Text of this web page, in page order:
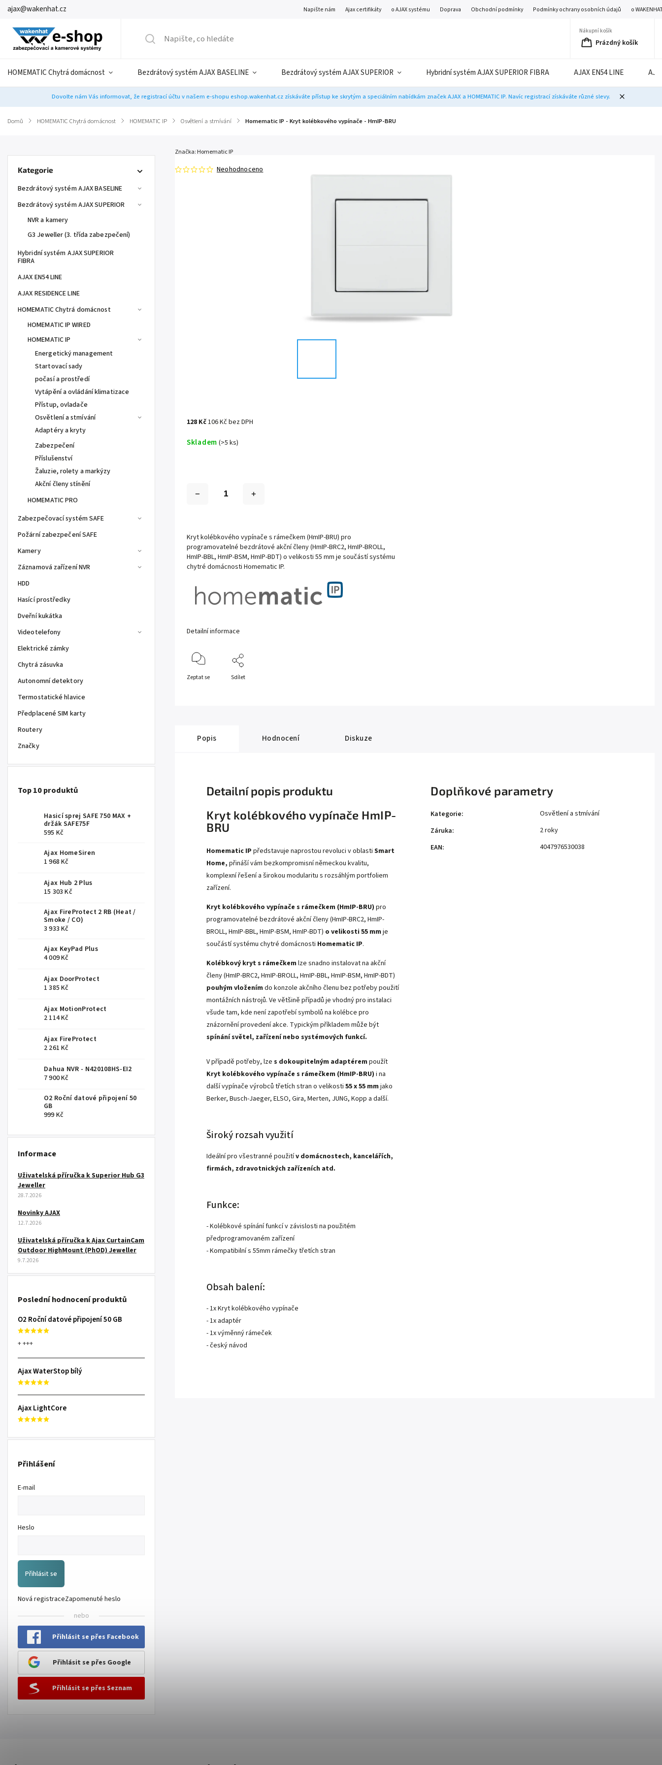
ajax@wakenhat.cz Napište nám Ajax certifikáty o AJAX systému Doprava Obchodní podmínky Podmínky ochrany osobních údajů o
Nákupní košík
Prázdný košík
HOMEMATIC Chytrá domácnost Bezdrátový systém AJAX BASELINE Bezdrátový systém AJAX SUPERIOR Hybridní systém AJAX SUPERIOR FIBRA AJAX EN54 LINE
Dovolte nám Vás informovat, že registrací účtu v našem e-shopu eshop.wakenhat.cz získáváte přístup ke skrytým a speciálním nabídkám značek AJAX a HOMEMATIC IP. Navíc registrací získáváte různé slevy.
Domů / HOMEMATIC Chytrá domácnost / HOMEMATIC IP / Osvětlení a stmívání / Homematic IP - Kryt kolébkového vypínače - HmIP-BRU
Kategorie
Bezdrátový systém AJAX BASELINE
Bezdrátový systém AJAX SUPERIOR
NVR a kamery
G3 Jeweller (3. třída zabezpečení)
Hybridní systém AJAX SUPERIOR
FIBRA
AJAX EN54 LINE
AJAX RESIDENCE LINE
HOMEMATIC Chytrá domácnost
HOMEMATIC IP WIRED
HOMEMATIC IP
Energetický management
Startovací sady
počasí a prostředí
Vytápění a ovládání klimatizace
Přístup, ovladače
Osvětlení a stmívání
Adaptéry a kryty
Zabezpečení
Příslušenství
Žaluzie, rolety a markýzy
Akční členy stínění
HOMEMATIC PRO
Zabezpečovací systém SAFE
Požární zabezpečení SAFE
Kamery
Záznamová zařízení NVR
HDD
Hasící prostředky
Dveřní kukátka
Videotelefony
Elektrické zámky
Chytrá zásuvka
Autonomní detektory
Termostatické hlavice
Předplacené SIM karty
Routery
Značky
Top 10 produktů
Hasicí sprej SAFE 750 MAX +
držák SAFE75F
595 Kč
Ajax HomeSiren
1 968 Kč
Ajax Hub 2 Plus
15 303 Kč
Ajax FireProtect 2 RB (Heat /
Smoke / CO)
3 933 Kč
Ajax KeyPad Plus
4 009 Kč
Ajax DoorProtect
1 385 Kč
Ajax MotionProtect
2 114 Kč
Ajax FireProtect
2 261 Kč
Dahua NVR - N420108HS-EI2
7 900 Kč
O2 Roční datové připojení 50
GB
999 Kč
Informace
Uživatelská příručka k Superior Hub G3
Jeweller
28.7.2026
Novinky AJAX
12.7.2026
Uživatelská příručka k Ajax CurtainCam
Outdoor HighMount (PhOD) Jeweller
9.7.2026
Poslední hodnocení produktů
O2 Roční datové připojení 50 GB
+ +++
Ajax WaterStop bílý
Ajax LightCore
Přihlášení
E-mail
Heslo
Přihlásit se
Nová registraceZapomenuté heslo
nebo
Přihlásit se přes Facebook
Přihlásit se přes Google
Přihlásit se přes Seznam
Neohodnoceno
Značka: Homematic IP
128 Kč106 Kč bez DPH
Skladem (>5 ks)
Kryt kolébkového vypínače s rámečkem (HmIP-BRU) pro
programovatelné bezdrátové akční členy (HmIP-BRC2, HmIP-BROLL,
HmIP-BBL, HmIP-BSM, HmIP-BDT) o velikosti 55 mm je součástí systému
chytré domácnosti Homematic IP.
Detailní informace
Zeptat se Sdílet
Popis Hodnocení Diskuze
Detailní popis produktu
Kryt kolébkového vypínače HmIP-
BRU
Homematic IP představuje naprostou revoluci v oblasti Smart
Home, přináší vám bezkompromisní německou kvalitu,
komplexní řešení a širokou modularitu s rozsáhlým portfoliem
zařízení.
Kryt kolébkového vypínače s rámečkem (HmIP-BRU) pro
programovatelné bezdrátové akční členy (HmIP-BRC2, HmIP-
BROLL, HmIP-BBL, HmIP-BSM, HmIP-BDT) o velikosti 55 mm je
součástí systému chytré domácnosti Homematic IP.
Kolébkový kryt s rámečkem lze snadno instalovat na akční
členy (HmIP-BRC2, HmIP-BROLL, HmIP-BBL, HmIP-BSM, HmIP-BDT)
pouhým vložením do konzole akčního členu bez potřeby použití
montážních nástrojů. Ve většině případů je vhodný pro instalaci
všude tam, kde není zapotřebí symbolů na kolébce pro
znázornění provedení akce. Typickým příkladem může být
spínání světel, zařízení nebo systémových funkcí.
V případě potřeby, lze s dokoupitelným adaptérem použít
Kryt kolébkového vypínače s rámečkem (HmIP-BRU) i na
další vypínače výrobců třetích stran o velikosti 55 x 55 mm jako
Berker, Busch-Jaeger, ELSO, Gira, Merten, JUNG, Kopp a další.
Široký rozsah využití
Ideální pro všestranné použitív domácnostech, kancelářích,
firmách, zdravotnických zařízeních atd.
Funkce:
- Kolébkové spínání funkcí v závislosti na použitém
předprogramovaném zařízení
- Kompatibilní s 55mm rámečky třetích stran
Obsah balení:
- 1x Kryt kolébkového vypínače
- 1x adaptér
- 1x výměnný rámeček
- český návod
Doplňkové parametry
Kategorie:
Osvětlení a stmívání
Záruka:
2 roky
EAN: 4047976530038